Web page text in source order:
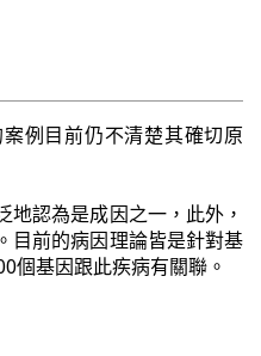
例目前仍不清楚其確切原
認為是成因之一，此外，
目前的病因理論皆是針對基
個基因跟此疾病有關聯。